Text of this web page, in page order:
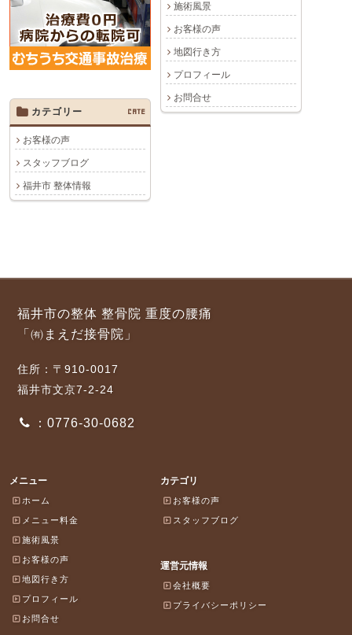
施術風景
お客様の声
地図行き方
プロフィール
お問合せ
カテゴリー
CATE
お客様の声
スタッフブログ
福井市 整体情報
福井市の整体 整骨院 重度の腰痛
「㈲まえだ接骨院」
住所：〒910-0017
福井市文京7-2-24
：0776-30-0682
メニュー
ホーム
メニュー料金
施術風景
お客様の声
地図行き方
プロフィール
お問合せ
カテゴリ
お客様の声
スタッフブログ
運営元情報
会社概要
プライバシーポリシー